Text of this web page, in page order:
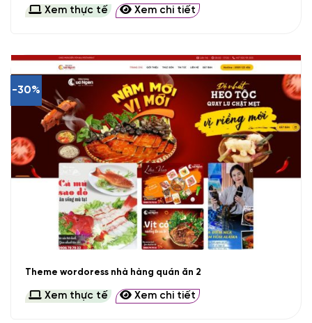
Xem thực tế Xem chi tiết
-30%
Theme wordoress nhà hàng quán ăn 2
Xem thực tế Xem chi tiết